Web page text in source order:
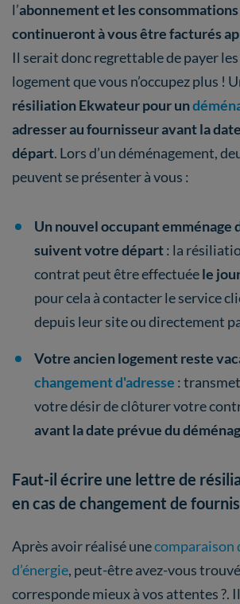
l’abonnement et les consommations
continueront à vous être facturés
Il serait donc regrettable de payer les
logement que vous n’occupez plus !
résiliation Ekwateur pour un
adresser au fournisseur avant la
départ. Lors d’un déménagement,
peuvent se présenter à vous :
Un nouvel occupant emménage
suivent votre départ: la
contrat peut être effectuéele
pour cela à contacter le service
depuis leur site ou directement
Votre ancien logement reste
changement d'adresse :
votre désir de clôturer votre
avant la date prévue du
Faut-il écrire une lettre de
en cas de changement de
Après avoir réalisé unecomparaison
d’énergie, peut-être avez-vous
corresponde mieux à vos attentes ?.